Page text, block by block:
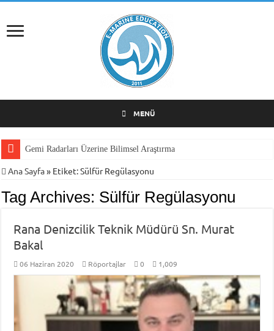
MENÜ
Gemi Radarları Üzerine Bilimsel Araştırma
Ana Sayfa» Etiket:Sülfür Regülasyonu
Tag Archives: Sülfür Regülasyonu
Rana Denizcilik Teknik Müdürü Sn. Murat
Bakal
06 Haziran 2020 Röportajlar 0 1,009